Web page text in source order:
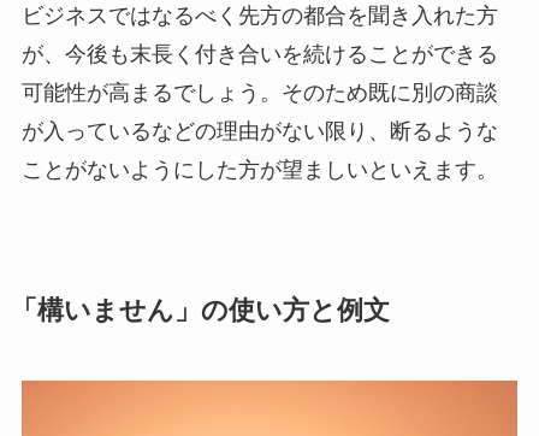
ビジネスではなるべく先方の都合を聞き入れた方
が、今後も末長く付き合いを続けることができる
可能性が高まるでしょう。そのため既に別の商談
が入っているなどの理由がない限り、断るような
ことがないようにした方が望ましいといえます。
「構いません」の使い方と例文